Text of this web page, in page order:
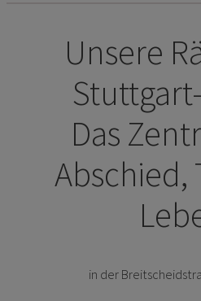
Unsere
Das
Abschied,
in der